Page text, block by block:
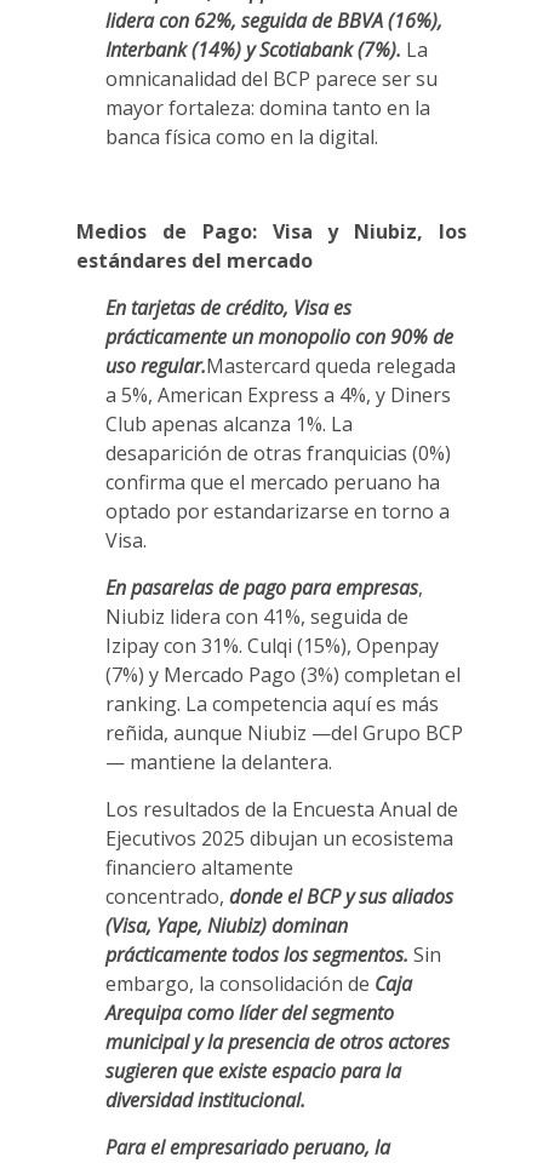
lidera con 62%, seguida de BBVA (16%),
Interbank (14%) y Scotiabank (7%). La
omnicanalidad del BCP parece ser su
mayor fortaleza: domina tanto en la
banca física como en la digital.
Medios de Pago: Visa y Niubiz, los
estándares del mercado
En tarjetas de crédito, Visa es
prácticamente un monopolio con 90% de
uso regular.Mastercard queda relegada
a 5%, American Express a 4%, y Diners
Club apenas alcanza 1%. La
desaparición de otras franquicias (0%)
confirma que el mercado peruano ha
optado por estandarizarse en torno a
Visa.
En pasarelas de pago para empresas,
Niubiz lidera con 41%, seguida de
Izipay con 31%. Culqi (15%), Openpay
(7%) y Mercado Pago (3%) completan el
ranking. La competencia aquí es más
reñida, aunque Niubiz —del Grupo BCP
— mantiene la delantera.
Los resultados de la Encuesta Anual de
Ejecutivos 2025 dibujan un ecosistema
financiero altamente
concentrado,donde el BCP y sus aliados
(Visa, Yape, Niubiz) dominan
prácticamente todos los segmentos. Sin
embargo, la consolidación de Caja
Arequipa como líder del segmento
municipal y la presencia de otros actores
sugieren que existe espacio para la
diversidad institucional.
Para el empresariado peruano, la